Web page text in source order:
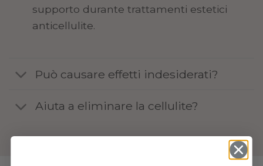
supporto durante trattamenti estetici
anticellulite.
Può causare effetti indesiderati?
Aiuta a eliminare la cellulite?